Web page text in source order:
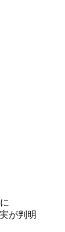
が判明